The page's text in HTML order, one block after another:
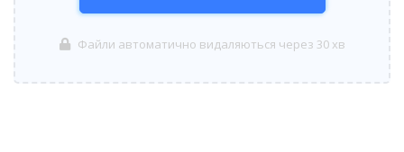
Файли автоматично видаляються через 30 хв